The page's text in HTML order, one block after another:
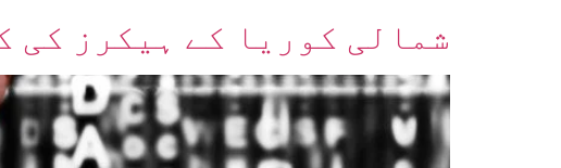
شمالی کوریا کے ہیکرز کی